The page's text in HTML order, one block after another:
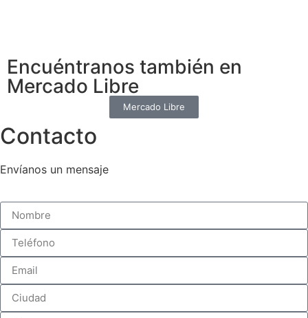
Encuéntranos también en
Mercado Libre
Mercado Libre
Contacto
Envíanos un mensaje